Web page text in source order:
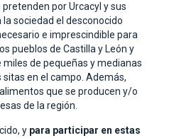
por Urcacyl y sus
sociedad el desconocido
e imprescindible para
pueblos de Castilla y León y
de pequeñas y medianas
en el campo. Además,
que se producen y/o
de la región.
y para participar en estas